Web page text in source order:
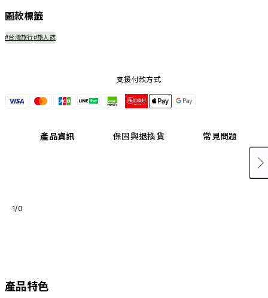
圖款標籤
#台灣旅行#旅人誌
支援付款方式
產品資訊 保固與退換貨 常見問題
1/0
產品特色